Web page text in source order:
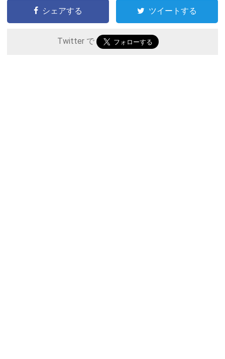
シェアする ツイートする
Twitter で